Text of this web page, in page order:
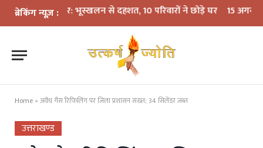
ब्रेकिंग न्यूज़ :
का कहर: भूस्खलन से दहशत, 10 परिवारों ने छोड़े घर 15 अगस्त तक LPG
Home » अवैध गैस रिफिलिंग पर जिला प्रशासन सख्त; 34 सिलेंडर जब्त
उत्तराखण्ड